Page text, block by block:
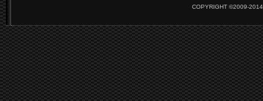
COPYRIGHT ©2009-